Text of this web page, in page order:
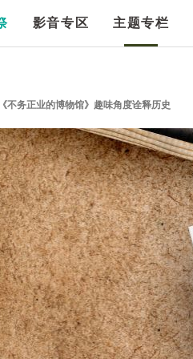
影音专区 主题专栏
不务正业的博物馆》趣味角度诠释历史